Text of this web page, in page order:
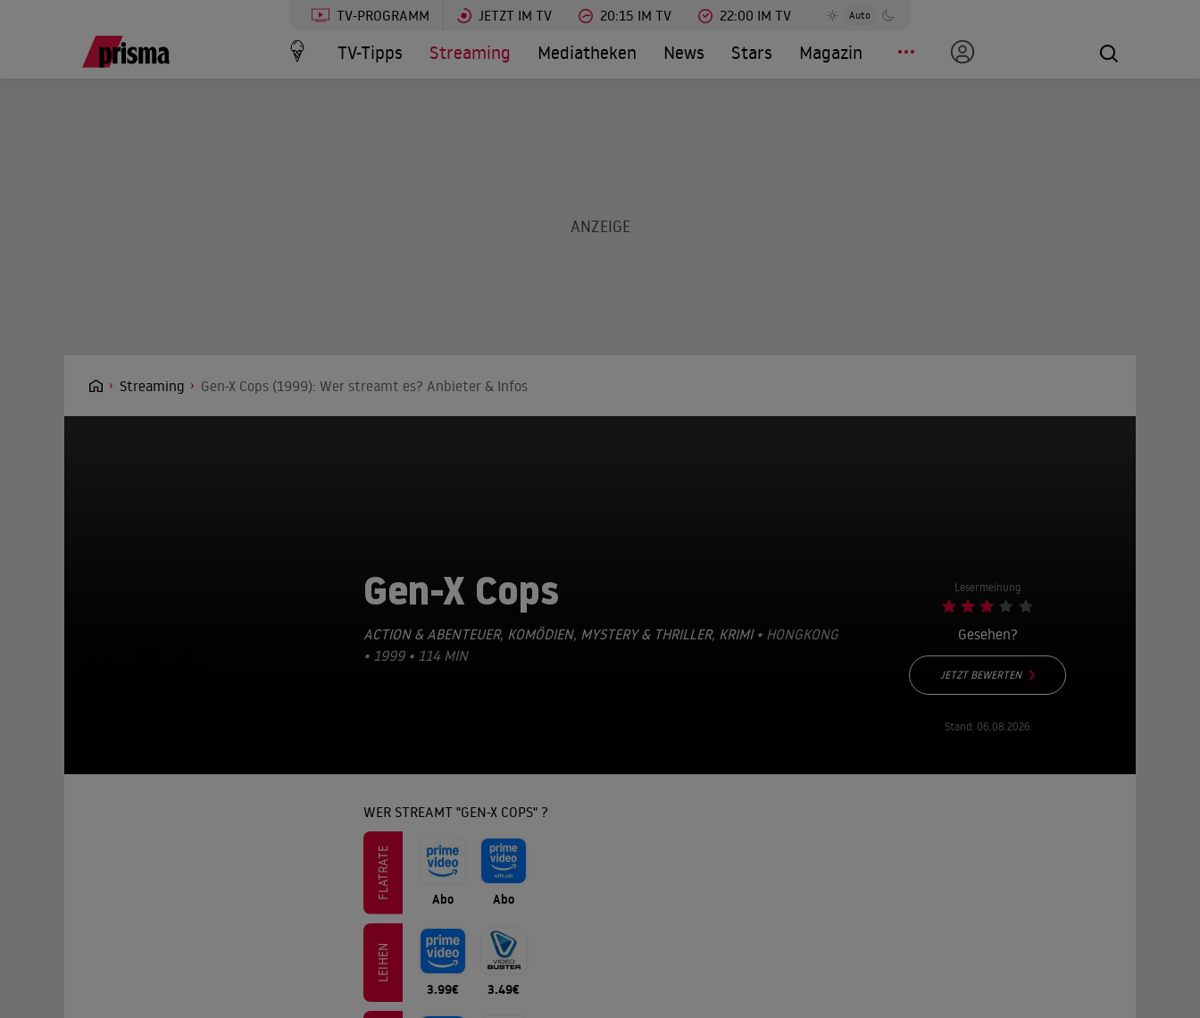
TV-PROGRAMM JETZT IM TV 20:15 IM TV 22:00 IM TV Auto
TV-Tipps Streaming Mediatheken News Stars Magazin
Streaming Gen-X Cops (1999): Wer streamt es? Anbieter & Infos
Gen-X Cops
ACTION & ABENTEUER, KOMÖDIEN, MYSTERY & THRILLER, KRIMI• HONGKONG
• 1999 • 114 MIN
Lesermeinung
Gesehen?
JETZT BEWERTEN
Stand: 06.08.2026
WER STREAMT "GEN-X COPS" ?
FLATRATE Abo Abo
LEIHEN
3.99€ 3.49€